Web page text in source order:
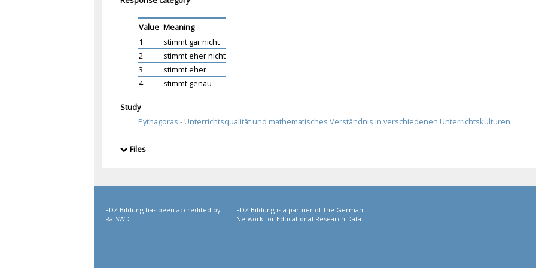
Value Meaning
1
stimmt gar nicht
2
stimmt eher nicht
3
stimmt eher
4
stimmt genau
Study
Pythagoras - Unterrichtsqualität und mathematisches Verständnis in verschiedenen Unterrichtskulturen
Files
FDZ Bildung has been accredited by
RatSWD
FDZ Bildung is a partner of The German
Network for Educational Research Data.